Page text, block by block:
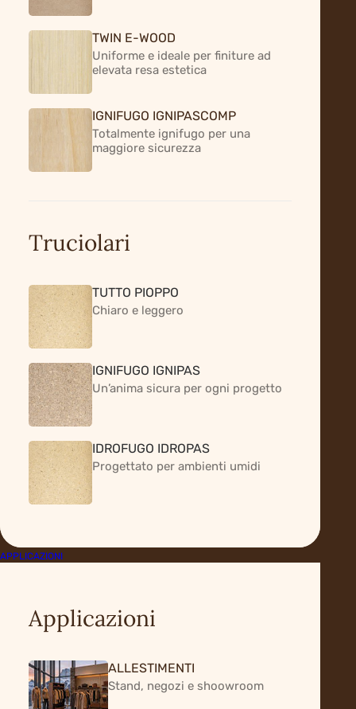
TWIN E-WOOD
Uniforme e ideale per finiture ad
elevata resa estetica
IGNIFUGO IGNIPASCOMP
Totalmente ignifugo per una
maggiore sicurezza
Truciolari
TUTTO PIOPPO
Chiaro e leggero
IGNIFUGO IGNIPAS
Un’anima sicura per ogni progetto
IDROFUGO IDROPAS
Progettato per ambienti umidi
APPLICAZIONI
Applicazioni
ALLESTIMENTI
Stand, negozi e shoowroom
Il pioppo è una risorsa che genera
valore lungo tutta la filiera: dal
sistema agroforestale che la
coltiva, fino ai processi di
Coltivato secondo cicli naturali di
10-12 anni, dà origine a un legno di
alta qualità, con caratteristiche
applicazioni. È qui che la natura
incontra l’industria, senza perdere
la propria coerenza.
Ciclo produttivo